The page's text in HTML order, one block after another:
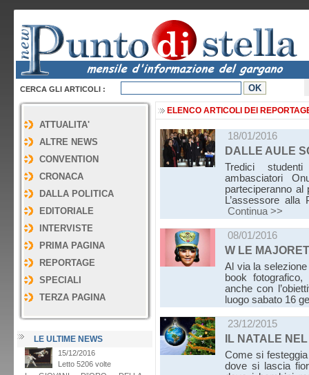
CERCA GLI ARTICOLI :
ATTUALITA'
ALTRE NEWS
CONVENTION
CRONACA
DALLA POLITICA
EDITORIALE
INTERVISTE
PRIMA PAGINA
REPORTAGE
SPECIALI
TERZA PAGINA
LE ULTIME NEWS
ELENCO ARTICOLI DEI
18/01/2016
DALLE AULE
Tredici
ambasciatori
parteciperanno al
L’assessore alla
Continua >>
08/01/2016
W LE
Al via la
book
anche con
luogo sabato 16
23/12/2015
IL NATALE
Come si
dove si lascia